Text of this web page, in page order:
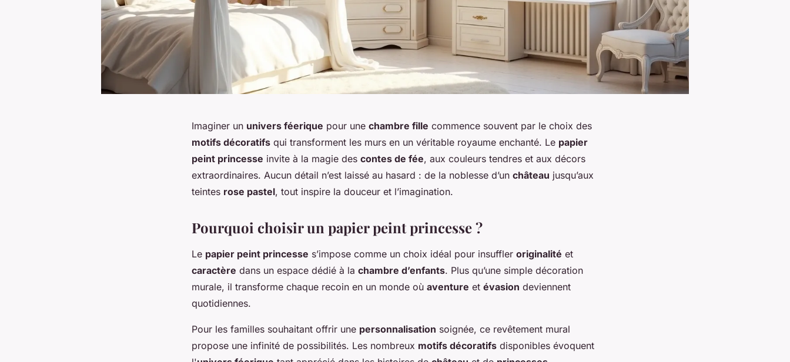
Imaginer un univers féerique pour une chambre fille commence souvent par le choix des
motifs décoratifs qui transforment les murs en un véritable royaume enchanté. Le papier
peint princesse invite à la magie des contes de fée, aux couleurs tendres et aux décors
extraordinaires. Aucun détail n’est laissé au hasard : de la noblesse d’un château jusqu’aux
teintes rose pastel, tout inspire la douceur et l’imagination.
Pourquoi choisir un papier peint princesse ?
Le papier peint princesse s’impose comme un choix idéal pour insuffler originalité et
caractère dans un espace dédié à la chambre d’enfants. Plus qu’une simple décoration
murale, il transforme chaque recoin en un monde où aventure et évasion deviennent
quotidiennes.
Pour les familles souhaitant offrir une personnalisation soignée, ce revêtement mural
propose une infinité de possibilités. Les nombreux motifs décoratifs disponibles évoquent